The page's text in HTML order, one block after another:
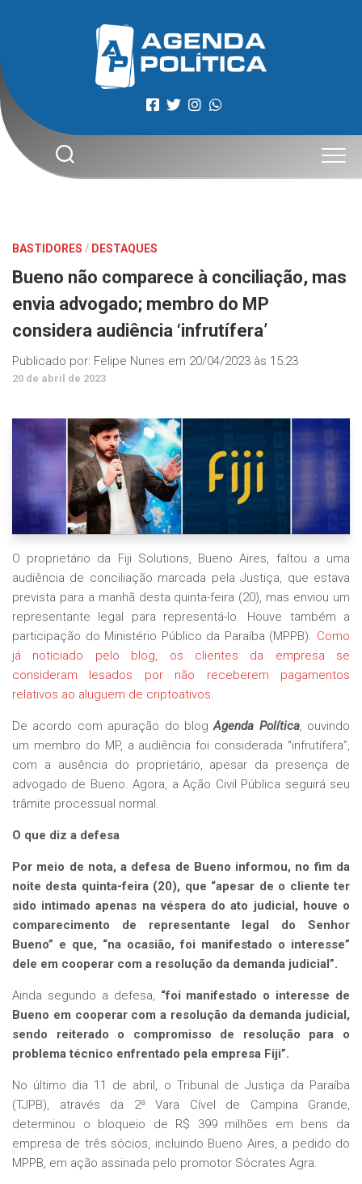
BASTIDORES / DESTAQUES
Bueno não comparece à conciliação, mas
envia advogado; membro do MP
considera audiência ‘infrutífera’
Publicado por: Felipe Nunes em 20/04/2023 às 15:23
20 de abril de 2023
O proprietário da Fiji Solutions, Bueno Aires, faltou a uma
audiência de conciliação marcada pela Justiça, que estava
prevista para a manhã desta quinta-feira (20), mas enviou um
representante legal para representá-lo. Houve também a
participação do Ministério Público da Paraíba (MPPB). Como
já noticiado pelo blog, os clientes da empresa se
consideram lesados por não receberem pagamentos
relativos ao aluguem de criptoativos.
De acordo com apuração do blogAgenda Política, ouvindo
um membro do MP, a audiência foi considerada “infrutífera”,
com a ausência do proprietário, apesar da presença de
advogado de Bueno. Agora, a Ação Civil Pública seguirá seu
trâmite processual normal.
O que diz a defesa
Por meio de nota, a defesa de Bueno informou, no fim da
noite desta quinta-feira (20), que “apesar de o cliente ter
sido intimado apenas na véspera do ato judicial, houve o
comparecimento de representante legal do Senhor
Bueno” e que, “na ocasião, foi manifestado o interesse”
dele em cooperar com a resolução da demanda judicial”.
Ainda segundo a defesa, “foi manifestado o interesse de
Bueno em cooperar com a resolução da demanda judicial,
sendo reiterado o compromisso de resolução para o
problema técnico enfrentado pela empresa Fiji”.
No último dia 11 de abril, o Tribunal de Justiça da Paraíba
(TJPB), através da 2ª Vara Cível de Campina Grande,
determinou o bloqueio de R$ 399 milhões em bens da
empresa de três sócios, incluindo Bueno Aires, a pedido do
MPPB, em ação assinada pelo promotor Sócrates Agra.